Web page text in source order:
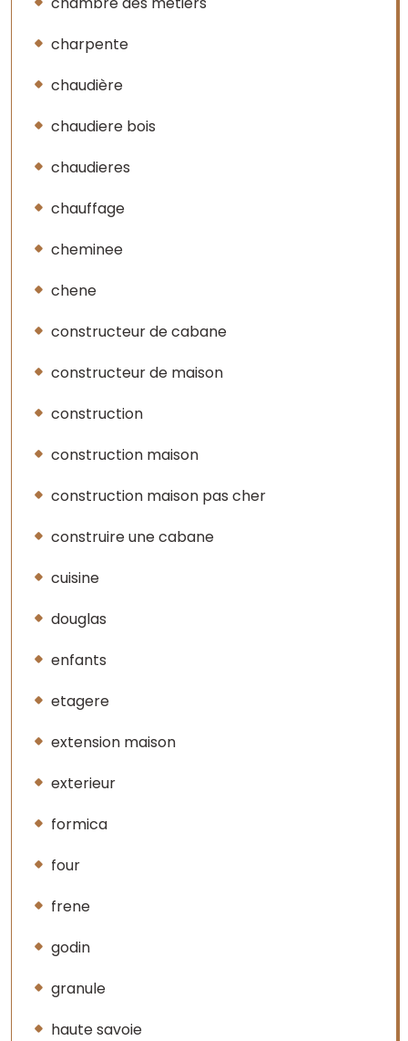
charpente
chaudière
chaudiere bois
chaudieres
chauffage
cheminee
chene
constructeur de cabane
constructeur de maison
construction
construction maison
construction maison pas cher
construire une cabane
cuisine
douglas
enfants
etagere
extension maison
exterieur
formica
four
frene
godin
granule
haute savoie